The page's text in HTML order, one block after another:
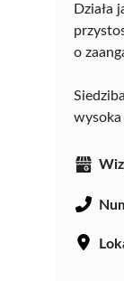
Działa
o
wysoka